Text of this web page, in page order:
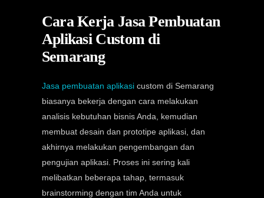
Cara Kerja Jasa Pembuatan
Aplikasi Custom di
Semarang
Jasa pembuatan aplikasicustom di Semarang
biasanya bekerja dengan cara melakukan
analisis kebutuhan bisnis Anda, kemudian
membuat desain dan prototipe aplikasi, dan
akhirnya melakukan pengembangan dan
pengujian aplikasi. Proses ini sering kali
melibatkan beberapa tahap, termasuk
brainstorming dengan tim Anda untuk